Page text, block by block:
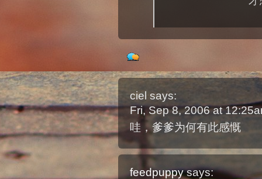
ciel says:
Fri, Sep 8, 2006 at
哇，爹爹为何有此感慨
feedpuppy says: